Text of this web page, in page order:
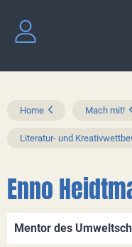
Home Mach mit!
Literatur- und
Enno
Mentor des